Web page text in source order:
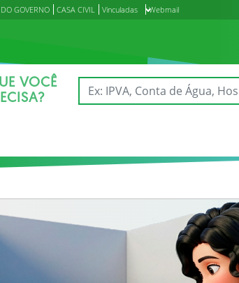
GOVERNO CASA CIVIL Vinculadas Webmail
VOCÊ